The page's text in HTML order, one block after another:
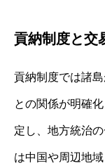
貢納制度と交
貢納制度では諸
との関係が明確
定し、地方統治
は中国や周辺地